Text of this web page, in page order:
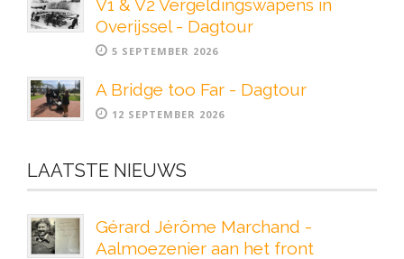
V1 & V2 Vergeldingswapens in
Overijssel - Dagtour
5 SEPTEMBER 2026
A Bridge too Far - Dagtour
12 SEPTEMBER 2026
LAATSTE NIEUWS
Gérard Jérôme Marchand -
Aalmoezenier aan het front